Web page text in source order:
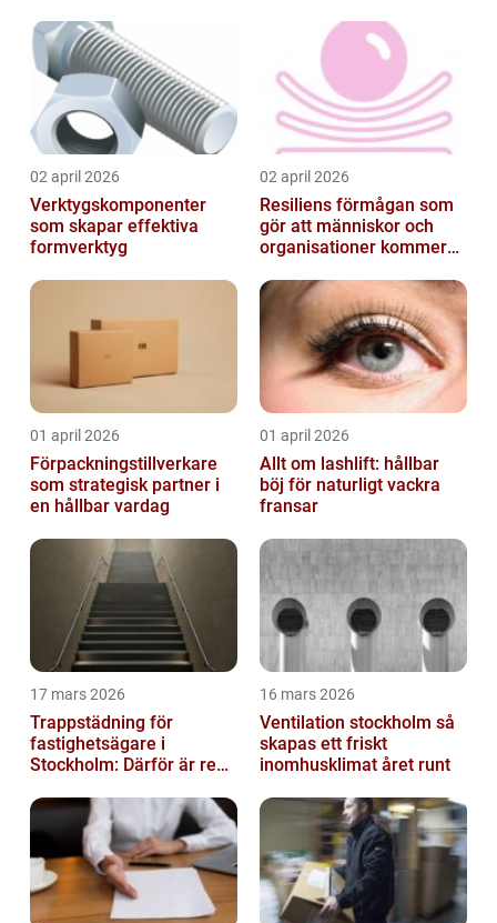
02 april 2026
Verktygskomponenter
som skapar effektiva
formverktyg
02 april 2026
Resiliens förmågan som
gör att människor och
organisationer kommer
01 april 2026
Förpackningstillverkare
som strategisk partner i
en hållbar vardag
01 april 2026
Allt om lashlift: hållbar
böj för naturligt vackra
fransar
17 mars 2026
Trappstädning för
fastighetsägare i
Stockholm: Därför är rena
investering
16 mars 2026
Ventilation stockholm så
skapas ett friskt
inomhusklimat året runt